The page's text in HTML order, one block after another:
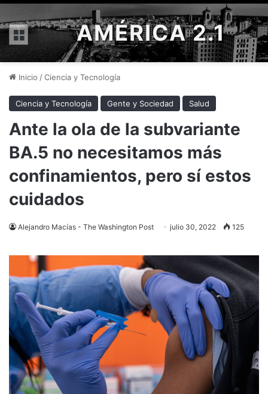
Menú AMÉRICA 2.1
Inicio /Ciencia y Tecnología
Ciencia y Tecnología Gente y Sociedad Salud
Ante la ola de la subvariante
BA.5 no necesitamos más
confinamientos, pero sí estos
cuidados
Alejandro Macías - The Washington Post julio 30, 2022 125